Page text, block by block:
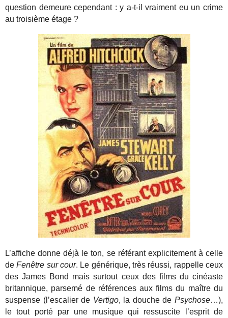
question demeure cependant : y a-t-il vraiment eu un crime
au troisième étage ?
L’affiche donne déjà le ton, se référant explicitement à celle
deFenêtre sur cour. Le générique, très réussi, rappelle ceux
des James Bond mais surtout ceux des films du cinéaste
britannique, parsemé de références aux films du maître du
suspense (l’escalier de Vertigo, la douche de Psychose…),
le tout porté par une musique qui ressuscite l’esprit de